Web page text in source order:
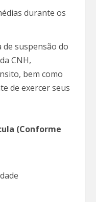
durante os
suspensão do
CNH,
bem como
de exercer seus
(Conforme